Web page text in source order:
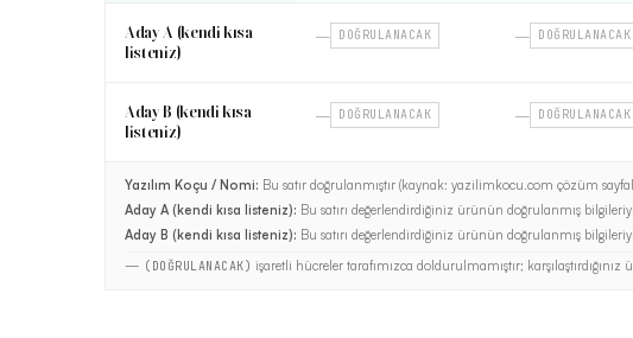
Aday A (kendi kısa
listeniz)
— DOĞRULANACAK — DOĞRULANACAK
Aday B (kendi kısa
listeniz)
— DOĞRULANACAK — DOĞRULANACAK
Yazılım Koçu / Nomi: Bu satır doğrulanmıştır (kaynak: yazilimkocu.com çözüm
Aday A (kendi kısa listeniz): Bu satırı değerlendirdiğiniz ürünün doğrulanmış
Aday B (kendi kısa listeniz): Bu satırı değerlendirdiğiniz ürünün doğrulanmış
— (DOĞRULANACAK) işaretli hücreler tarafımızca doldurulmamıştır;